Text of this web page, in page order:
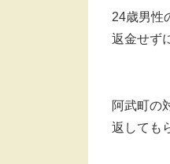
24歳男性
返金せず
阿武町の
返しても